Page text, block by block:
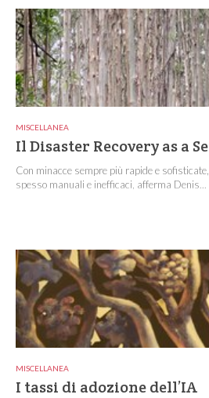
MISCELLANEA
Il Disaster Recovery as a
Con minacce sempre più rapide e
spesso manuali e inefficaci, afferma Denis...
MISCELLANEA
I tassi di adozione dell’IA